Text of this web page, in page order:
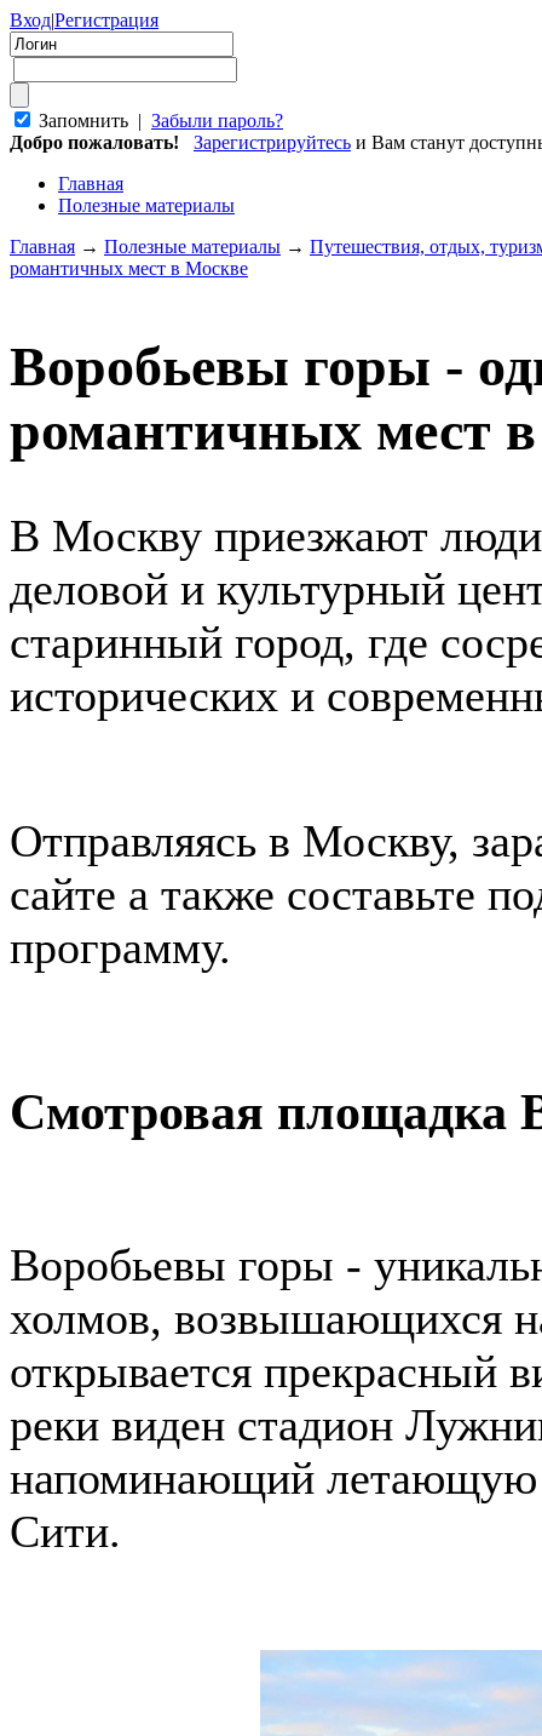
Вход|Регистрация
Запомнить | Забыли пароль?
Добро пожаловать!
Зарегистрируйтесь и Вам станут
Главная
Полезные материалы
Главная → Полезные материалы → Путешествия, отдых,
романтичных мест в Москве
Воробьевы горы -
романтичных мест
В Москву приезжают
деловой и культурный
старинный город, где
исторических и
Отправляясь в Москву,
сайте а также составьте
программу.
Смотровая площадка
Воробьевы горы -
холмов, возвышающихся
открывается прекрасный
реки виден стадион
напоминающий летающую
Сити.